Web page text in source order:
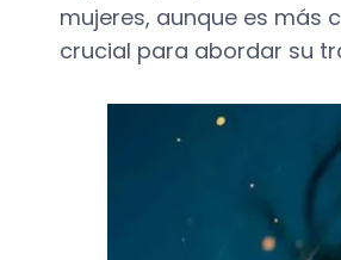
mujeres, aunque es más
crucial para abordar su